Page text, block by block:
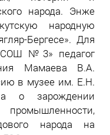
народа. Энже
народную
Бергесе». Для
№3» педагог
Мамаева В.А.
в музее им. Е.Н.
о зарождении
народа на